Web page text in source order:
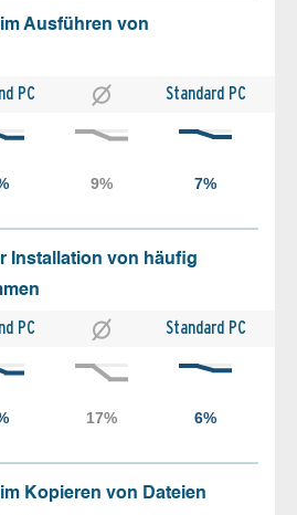
Ausführen von
PC Standard PC
Installation von häufig
PC Standard PC
Kopieren von Dateien